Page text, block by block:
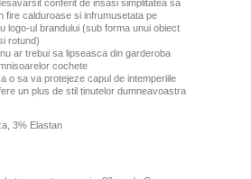
conferit de insasi simplitatea sa
fire calduroase si infrumusetata pe
logo-ul brandului (sub forma unui obiect
rotund)
ar trebui sa lipseasca din garderoba
cochete
o sa va protejeze capul de intemperiile
un plus de stil tinutelor dumneavoastra
3% Elastan